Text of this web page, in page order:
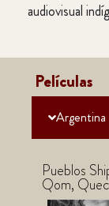
audiovisual
Películas
Argentina
Pueblos
Qom,